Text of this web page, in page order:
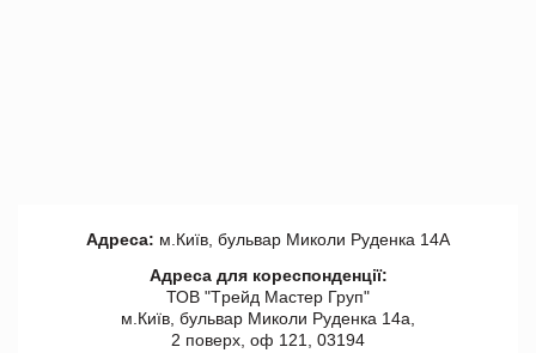
Адреса: м.Київ, бульвар Миколи Руденка 14А
Адреса для кореспонденції:
ТОВ "Tрейд Мастер Груп"
м.Київ, бульвар Миколи Руденка 14а,
2 поверх, оф 121, 03194